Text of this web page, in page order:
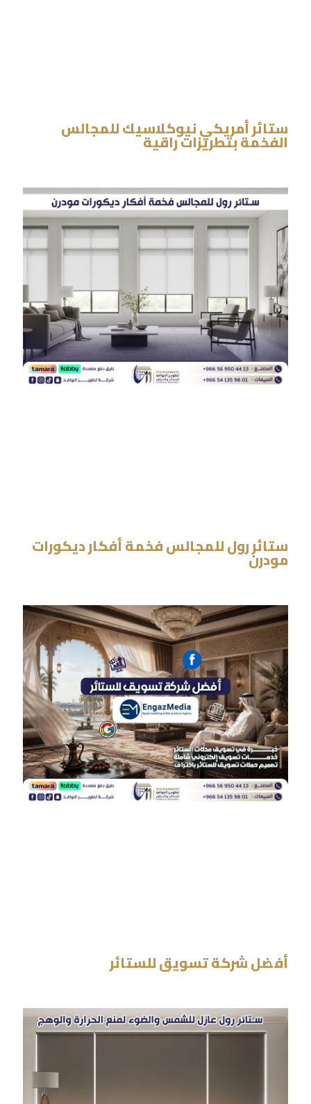
ستائر أمريكي نيوكلاسيك للمجالس
الفخمة بتطريزات راقية
ستائر رول للمجالس فخمة أفكار ديكورات
مودرن
أفضل شركة تسويق للستائر